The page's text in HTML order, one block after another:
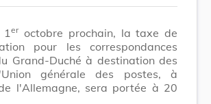
1eroctobre prochain, la taxe de
pour les correspondances
Grand-Duché à destination des
générale des postes, à
l'Allemagne, sera portée à 20